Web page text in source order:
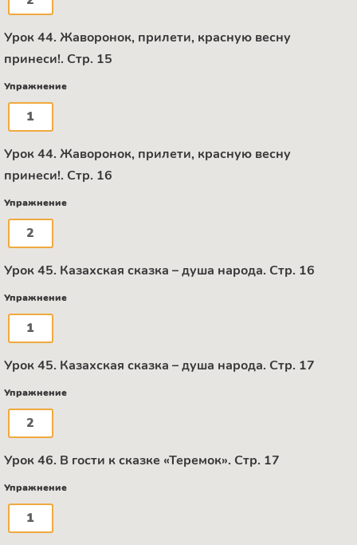
Урок 44. Жаворонок, прилети, красную весну
принеси!. Стр. 15
Упражнение
1
Урок 44. Жаворонок, прилети, красную весну
принеси!. Стр. 16
Упражнение
2
Урок 45. Казахская сказка – душа народа. Стр. 16
Упражнение
1
Урок 45. Казахская сказка – душа народа. Стр. 17
Упражнение
2
Урок 46. В гости к сказке «Теремок». Стр. 17
Упражнение
1